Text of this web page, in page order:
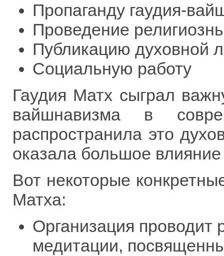
Пропаганду гаудия-
Проведение
Публикацию духовной
Социальную работу
Гаудия Матх сыграл
вайшнавизма в
распространила это
оказала большое
Вот некоторые
Матха:
Организация проводит
медитации,